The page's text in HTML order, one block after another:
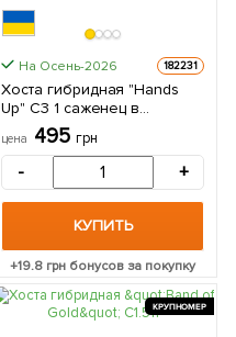
На Осень-2026 182231
Хоста гибридная "Hands
Up" С3 1 саженец в
упаковке
цена 495 грн
- +
КУПИТЬ
+19.8грн бонусов за покупку
КРУПНОМЕР